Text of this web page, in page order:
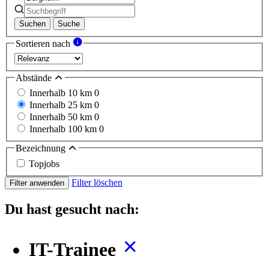
Suchen Suche
Sortieren nach
Abstände
Innerhalb 10 km 0
Innerhalb 25 km 0
Innerhalb 50 km 0
Innerhalb 100 km 0
Bezeichnung
Topjobs
Filter anwenden Filter löschen
Du hast gesucht nach:
IT-Trainee